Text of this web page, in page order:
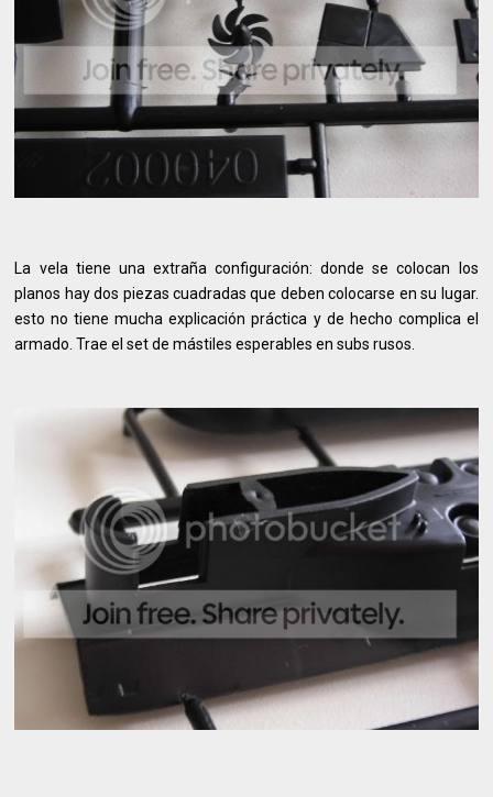
La vela tiene una extraña configuración: donde se colocan los
planos hay dos piezas cuadradas que deben colocarse en su lugar.
esto no tiene mucha explicación práctica y de hecho complica el
armado. Trae el set de mástiles esperables en subs rusos.